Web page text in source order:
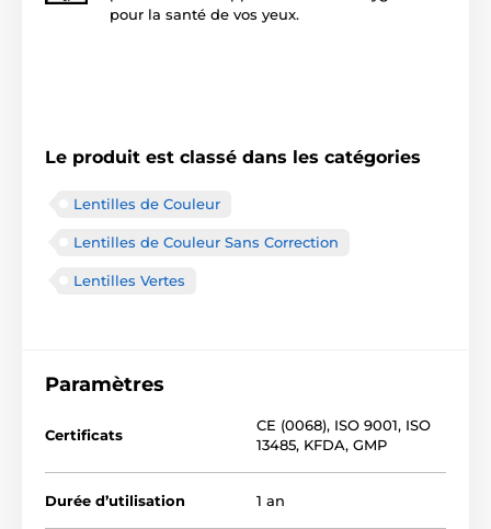
pour la santé de vos yeux.
Le produit est classé dans les catégories
Lentilles de Couleur
Lentilles de Couleur Sans Correction
Lentilles Vertes
Paramètres
Certificats
CE (0068), ISO 9001, ISO
13485, KFDA, GMP
Durée d’utilisation 1 an